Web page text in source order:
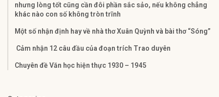
nhưng lòng tốt cũng cần đôi phần sắc sảo, nếu không chẳng
khác nào con số không tròn trĩnh
Một số nhận định hay về nhà thơ Xuân Quỳnh và bài thơ “Sóng”
Cảm nhận 12 câu đầu của đoạn trích Trao duyên
Chuyên đề Văn học hiện thực 1930 – 1945